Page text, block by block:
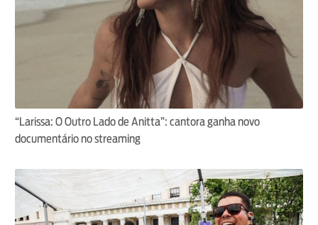
“Larissa: O Outro Lado de Anitta”: cantora ganha novo
documentário no streaming